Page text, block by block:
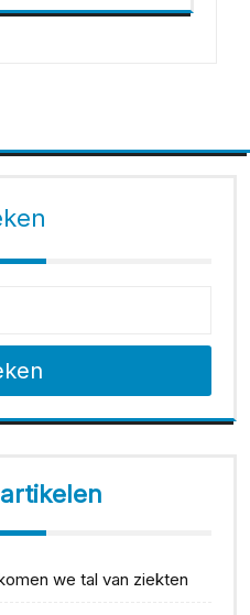
we tal van ziekten